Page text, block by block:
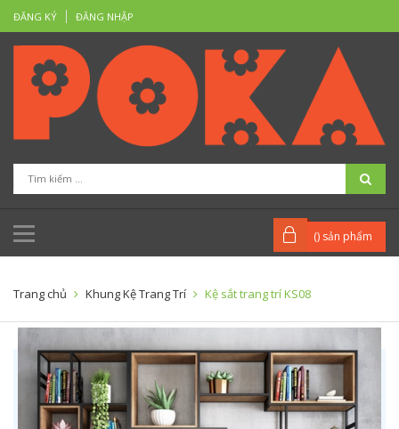
ĐĂNG KÝ ĐĂNG NHẬP
() sản phẩm
Trang chủ Khung Kệ Trang Trí Kệ sắt trang trí KS08